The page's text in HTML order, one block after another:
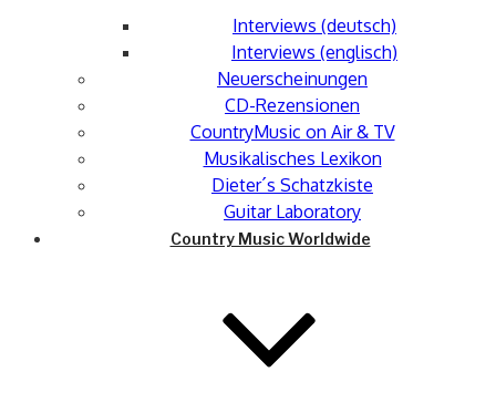
Interviews (deutsch)
Interviews (englisch)
Neuerscheinungen
CD-Rezensionen
CountryMusic on Air & TV
Musikalisches Lexikon
Dieter´s Schatzkiste
Guitar Laboratory
Country Music Worldwide